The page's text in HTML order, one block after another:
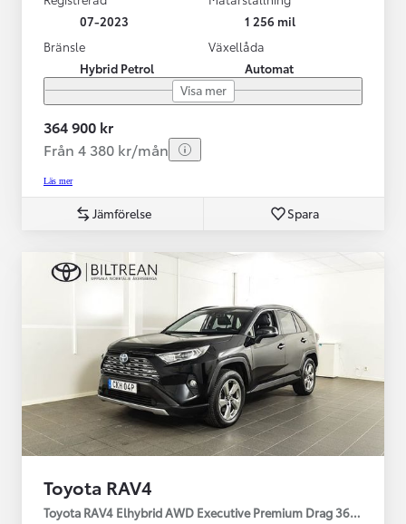
07-2023
1 256 mil
Bränsle
Hybrid Petrol
Växellåda
Automat
Visa mer
364 900 kr
Från 4 380 kr/mån
Läs mer
Jämförelse Spara
Toyota RAV4
Toyota RAV4 Elhybrid AWD Executive Premium Drag 360-kamera